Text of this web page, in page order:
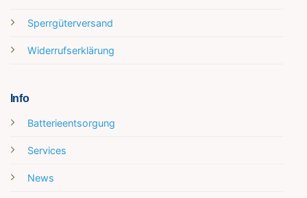
Sperrgüterversand
Widerrufserklärung
Info
Batterieentsorgung
Services
News